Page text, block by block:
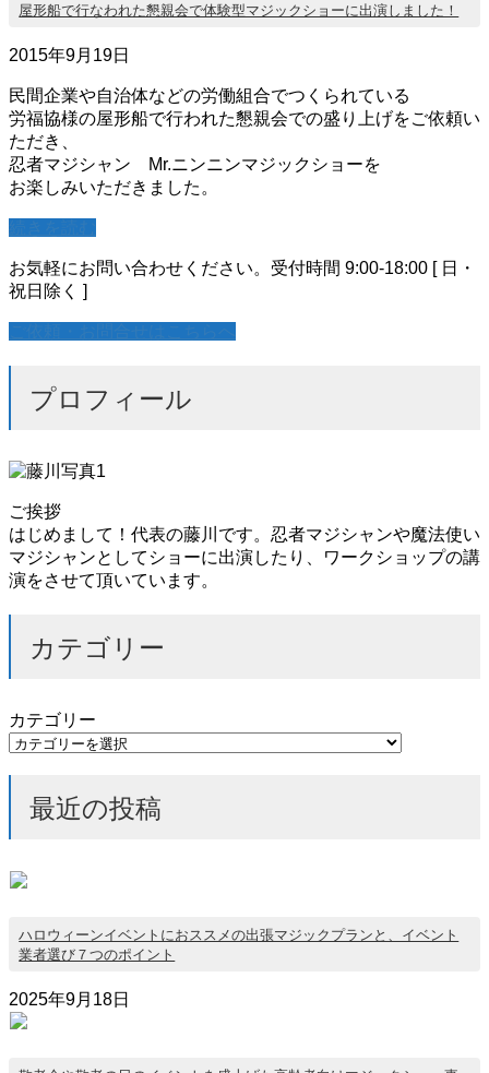
屋形船で行なわれた懇親会で体験型マジックショーに出演しました！
2015年9月19日
民間企業や自治体などの労働組合でつくられている
労福協様の屋形船で行われた懇親会での盛り上げをご依頼い
ただき、
忍者マジシャン Mr.ニンニンマジックショーを
お楽しみいただきました。
お気軽にお問い合わせください。 受付時間 9:00-18:00 [ 日・
祝日除く ]
プロフィール
ご挨拶
はじめまして！代表の藤川です。忍者マジシャンや魔法使い
マジシャンとしてショーに出演したり、ワークショップの講
演をさせて頂いています。
カテゴリー
カテゴリー
最近の投稿
ハロウィーンイベントにおススメの出張マジックプランと、イベント
業者選び７つのポイント
2025年9月18日